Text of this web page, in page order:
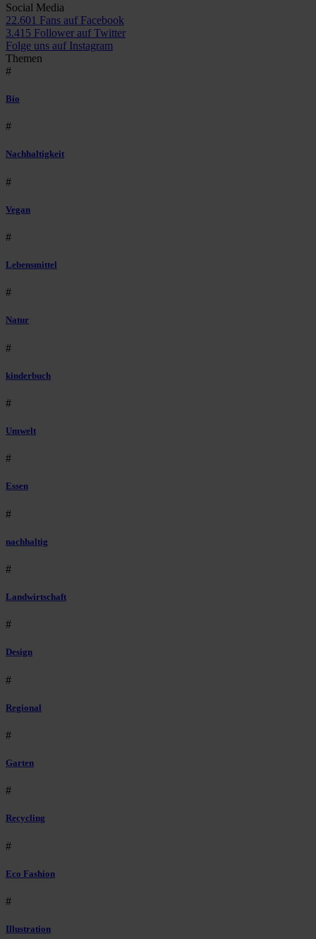
Social Media
22.601 Fans auf Facebook
3.415 Follower auf Twitter
Folge uns auf Instagram
Themen
#
Bio
#
Nachhaltigkeit
#
Vegan
#
Lebensmittel
#
Natur
#
kinderbuch
#
Umwelt
#
Essen
#
nachhaltig
#
Landwirtschaft
#
Design
#
Regional
#
Garten
#
Recycling
#
Eco Fashion
#
Illustration